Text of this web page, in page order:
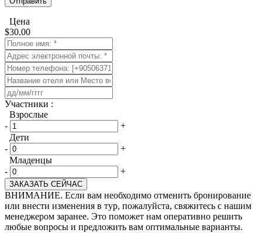
Цена
$30.00
​Участники :
Взрослые
-
+
Дети
-
+
Младенцы
-
+
ЗАКАЗАТЬ СЕЙЧАС
ВНИМАНИЕ. Если вам необходимо отменить бронирование
или внести изменения в тур, пожалуйста, свяжитесь с нашим
менеджером заранее. Это поможет нам оперативно решить
любые вопросы и предложить вам оптимальные варианты.